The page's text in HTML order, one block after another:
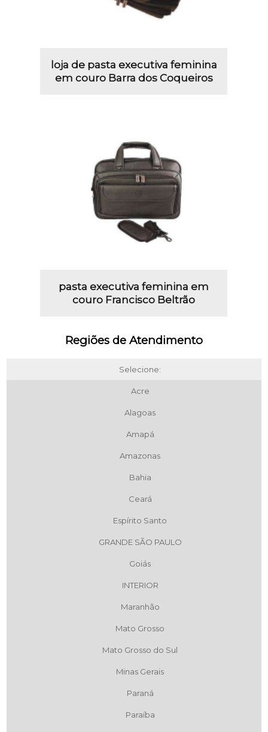
loja de pasta executiva feminina
em couro Barra dos Coqueiros
pasta executiva feminina em
couro Francisco Beltrão
Regiões de Atendimento
Selecione:
Acre
Alagoas
Amapá
Amazonas
Bahia
Ceará
Espírito Santo
GRANDE SÃO PAULO
Goiás
INTERIOR
Maranhão
Mato Grosso
Mato Grosso do Sul
Minas Gerais
Paraná
Paraíba